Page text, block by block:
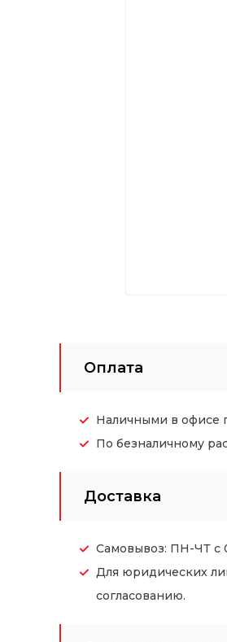
Оплата
Наличными в офисе
По безналичному
Доставка
Самовывоз: ПН-ЧТ с
Для юридических
согласованию.